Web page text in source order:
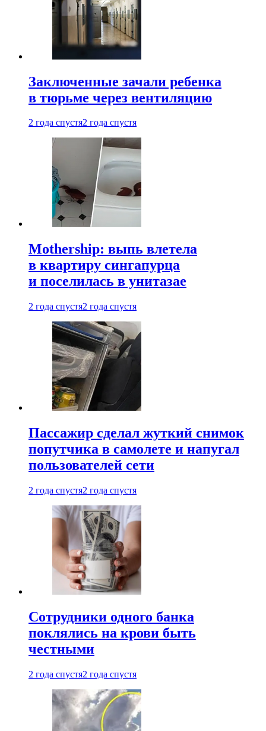
Заключенные зачали ребенка
в тюрьме через вентиляцию
2 года спустя2 года спустя
Mothership: выпь влетела
в квартиру сингапурца
и поселилась в унитазае
2 года спустя2 года спустя
Пассажир сделал жуткий снимок
попутчика в самолете и напугал
пользователей сети
2 года спустя2 года спустя
Сотрудники одного банка
поклялись на крови быть
честными
2 года спустя2 года спустя